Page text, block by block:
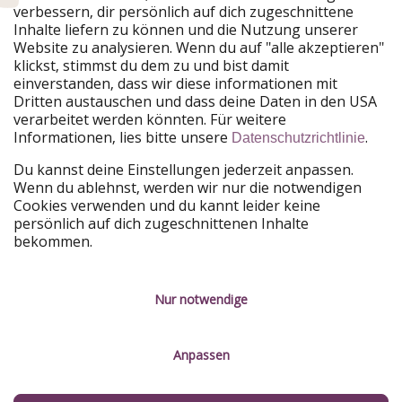
Unsere Märkte
PiratinViaggio
HolidayPirates
VakantiePiraten
WakacyjniPiraci
VoyagesPirates
Ferienpiraten
Urlaubspiraten
ViajerosPiratas
TravelPirates
HolidayPirates Group
Lerne uns kennen
Über uns
Nachhaltigkeit
Rechtliches
Kontakt
Service-Kontrolle
verbessern, dir persönlich auf dich zugeschnittene
Inhalte liefern zu können und die Nutzung unserer
Website zu analysieren. Wenn du auf "alle akzeptieren"
klickst, stimmst du dem zu und bist damit
einverstanden, dass wir diese informationen mit
Dritten austauschen und dass deine Daten in den USA
verarbeitet werden könnten. Für weitere
Informationen, lies bitte unsere Datenschutzrichtlinie.
Du kannst deine Einstellungen jederzeit anpassen.
Wenn du ablehnst, werden wir nur die notwendigen
Cookies verwenden und du kannt leider keine
persönlich auf dich zugeschnittenen Inhalte
bekommen.
Nur notwendige
Anpassen